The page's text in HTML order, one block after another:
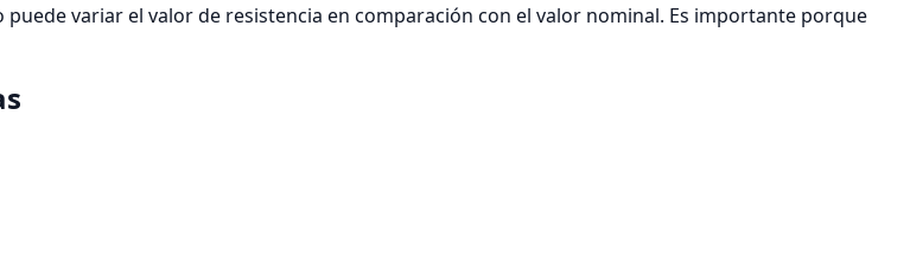
variar el valor de resistencia en comparación con el valor nominal. Es importante porque